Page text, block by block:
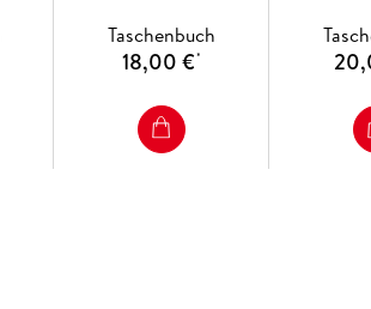
Taschenbuch
18,00 €*